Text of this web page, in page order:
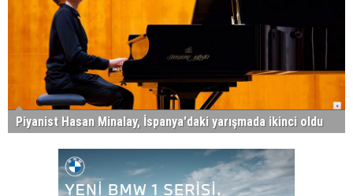
Piyanist Hasan Minalay, İspanya'daki yarışmada ikinci oldu